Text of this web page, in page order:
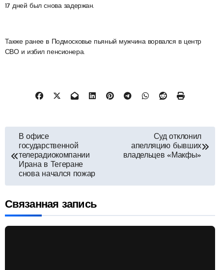
17 дней был снова задержан.
Также ранее в Подмосковье пьяный мужчина ворвался в центр
СВО и избил пенсионера.
Навигация
по
записям
В офисе
государственной
телерадиокомпании
Ирана в Тегеране
снова начался пожар
Суд отклонил
апелляцию бывших
владельцев «Макфы»
Связанная запись